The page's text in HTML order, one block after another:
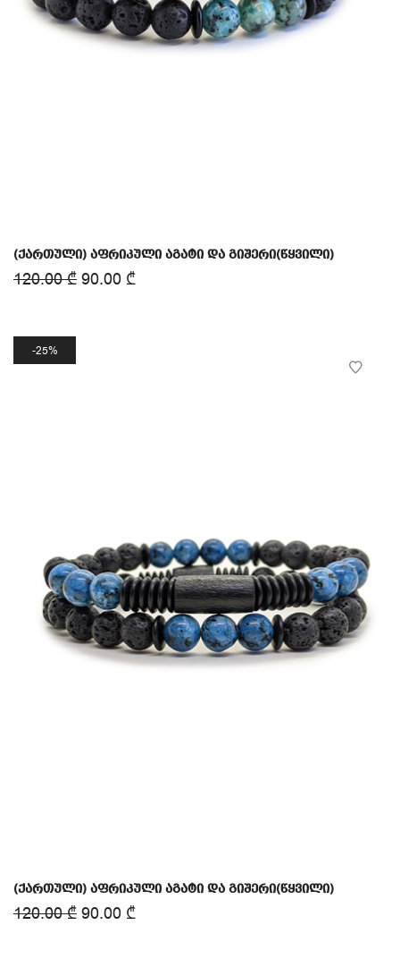
(ქართული) აფრიკული აგატი და გიშერი(წყვილი)
120.00₾ 90.00 ₾
25%
(ქართული) აფრიკული აგატი და გიშერი(წყვილი)
120.00₾ 90.00 ₾